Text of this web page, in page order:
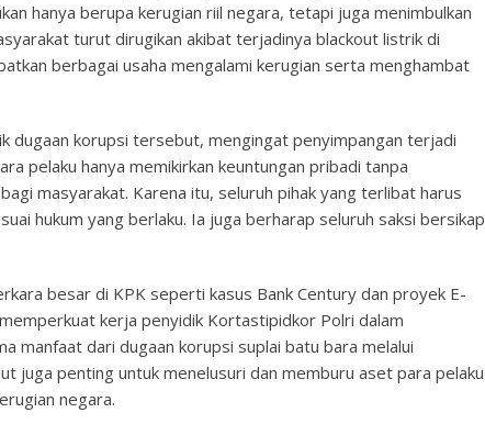
hanya berupa kerugian riil negara, tetapi juga menimbulkan
turut dirugikan akibat terjadinya blackout listrik di
berbagai usaha mengalami kerugian serta menghambat
dugaan korupsi tersebut, mengingat penyimpangan terjadi
pelaku hanya memikirkan keuntungan pribadi tanpa
masyarakat. Karena itu, seluruh pihak yang terlibat harus
hukum yang berlaku. Ia juga berharap seluruh saksi bersikap
besar di KPK seperti kasus Bank Century dan proyek E-
kerja penyidik Kortastipidkor Polri dalam
manfaat dari dugaan korupsi suplai batu bara melalui
juga penting untuk menelusuri dan memburu aset para pelaku
negara.